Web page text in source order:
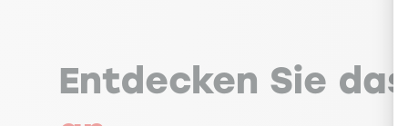
Entdecken Sie